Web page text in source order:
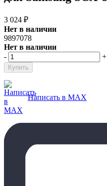
3 024 ₽
Нет в наличии
9897078
Нет в наличии
-
+
Написать в MAX